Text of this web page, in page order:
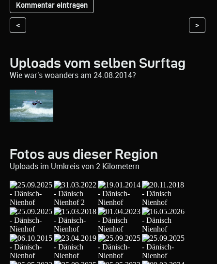
< >
Uploads vom selben Surftag
Wie war's woanders am 24.08.2014?
Fotos aus dieser Region
Uploads im Umkreis von 2 Kilometern